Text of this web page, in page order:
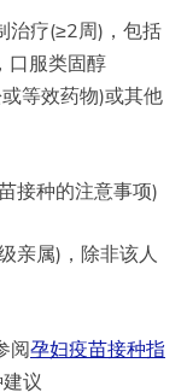
治疗(≥2周)，包括
口服类固醇
等效药物)或其他
接种的注意事项)
亲属)，除非该人
阅孕妇疫苗接种指
议